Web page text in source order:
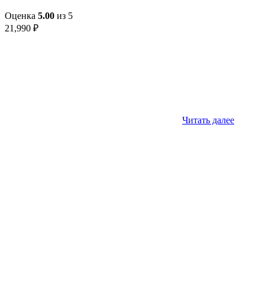
Оценка 5.00 из 5
21,990 ₽
Читать далее